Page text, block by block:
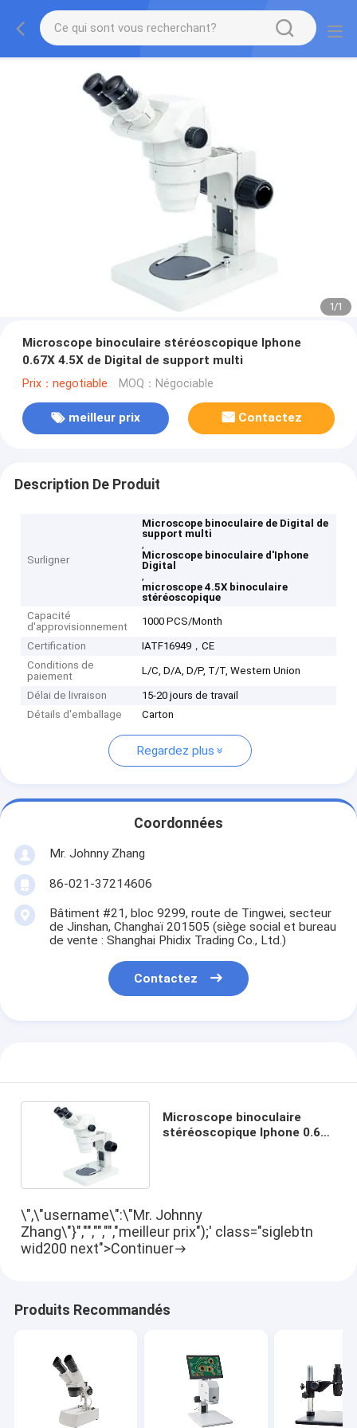
1/1
Microscope binoculaire stéréoscopique Iphone
0.67X 4.5X de Digital de support multi
Prix：negotiable MOQ：Négociable
meilleur prix Contactez
Description De Produit
Surligner
Microscope binoculaire de Digital de
support multi
,
Microscope binoculaire d'Iphone
Digital
,
microscope 4.5X binoculaire
stéréoscopique
Capacité
d'approvisionnement
1000 PCS/Month
Certification
IATF16949，CE
Conditions de
paiement
L/C, D/A, D/P, T/T, Western Union
Délai de livraison
15-20 jours de travail
Détails d'emballage
Carton
Regardez plus
Coordonnées
Mr. Johnny Zhang
86-021-37214606
Bâtiment #21, bloc 9299, route de Tingwei, secteur
de Jinshan, Changhaï 201505 (siège social et bureau
de vente : Shanghai Phidix Trading Co., Ltd.)
Contactez
Microscope binoculaire
stéréoscopique Iphone 0.67X
\",\"username\":\"Mr. Johnny
Zhang\"}","","","","meilleur prix");' class="siglebtn
wid200 next">Continuer
Produits Recommandés